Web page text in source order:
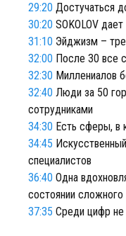
29:20 Достучаться
30:20 SOKOLOV
31:10 Эйджизм –
32:00 После 30 все
32:30 Миллениалов
32:40 Люди за 50
сотрудниками
34:30 Есть сферы, в
34:45
специалистов
36:40 Одна
состоянии
37:35 Среди цифр не